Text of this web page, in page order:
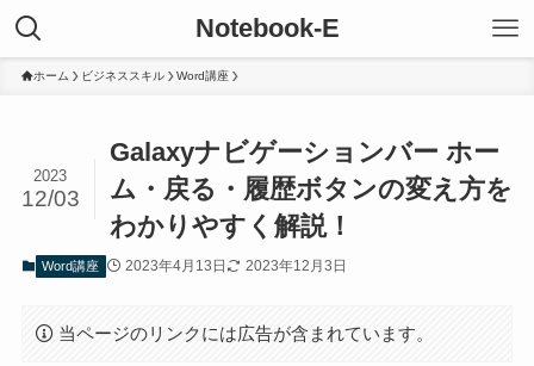
Notebook-E
ホーム ビジネススキル Word講座
Galaxyナビゲーションバー ホー
ム・戻る・履歴ボタンの変え方を
わかりやすく解説！
2023
12/03
Word講座 2023年4月13日 2023年12月3日
当ページのリンクには広告が含まれています。